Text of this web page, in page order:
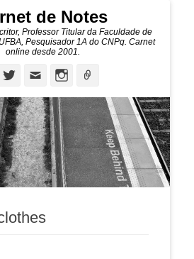
de Notes
Professor Titular da Faculdade de
Pesquisador 1A do CNPq. Carnet
online desde 2001.
TwitterEmail Instagram